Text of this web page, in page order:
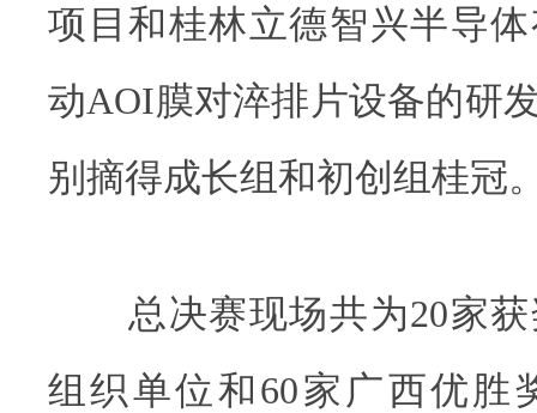
项目和桂林立德智兴半导
动AOI膜对淬排片设备的研
别摘得成长组和初创组桂冠
总决赛现场共为20家获
组织单位和60家广西优胜